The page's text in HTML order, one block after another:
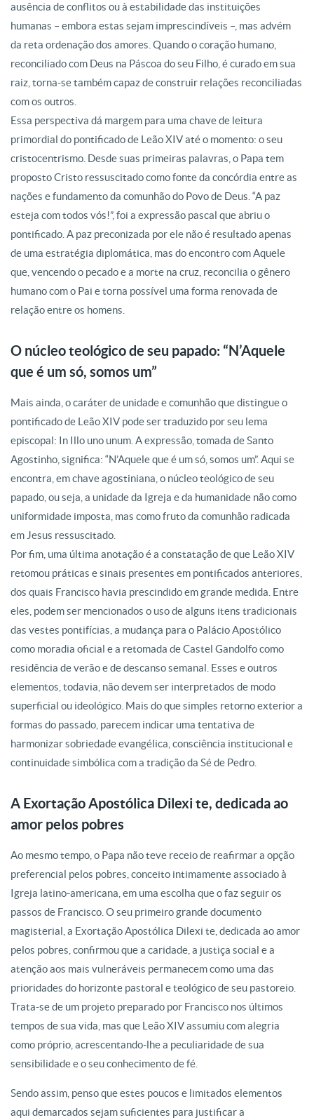
ausência de conflitos ou à estabilidade das instituições
humanas – embora estas sejam imprescindíveis –, mas advém
da reta ordenação dos amores. Quando o coração humano,
reconciliado com Deus na Páscoa do seu Filho, é curado em sua
raiz, torna-se também capaz de construir relações reconciliadas
com os outros.
Essa perspectiva dá margem para uma chave de leitura
primordial do pontificado de Leão XIV até o momento: o seu
cristocentrismo. Desde suas primeiras palavras, o Papa tem
proposto Cristo ressuscitado como fonte da concórdia entre as
nações e fundamento da comunhão do Povo de Deus. “A paz
esteja com todos vós!”, foi a expressão pascal que abriu o
pontificado. A paz preconizada por ele não é resultado apenas
de uma estratégia diplomática, mas do encontro com Aquele
que, vencendo o pecado e a morte na cruz, reconcilia o gênero
humano com o Pai e torna possível uma forma renovada de
relação entre os homens.
O núcleo teológico de seu papado: “N’Aquele
que é um só, somos um”
Mais ainda, o caráter de unidade e comunhão que distingue o
pontificado de Leão XIV pode ser traduzido por seu lema
episcopal: In Illo uno unum. A expressão, tomada de Santo
Agostinho, significa: “N’Aquele que é um só, somos um”. Aqui se
encontra, em chave agostiniana, o núcleo teológico de seu
papado, ou seja, a unidade da Igreja e da humanidade não como
uniformidade imposta, mas como fruto da comunhão radicada
em Jesus ressuscitado.
Por fim, uma última anotação é a constatação de que Leão XIV
retomou práticas e sinais presentes em pontificados anteriores,
dos quais Francisco havia prescindido em grande medida. Entre
eles, podem ser mencionados o uso de alguns itens tradicionais
das vestes pontifícias, a mudança para o Palácio Apostólico
como moradia oficial e a retomada de Castel Gandolfo como
residência de verão e de descanso semanal. Esses e outros
elementos, todavia, não devem ser interpretados de modo
superficial ou ideológico. Mais do que simples retorno exterior a
formas do passado, parecem indicar uma tentativa de
harmonizar sobriedade evangélica, consciência institucional e
continuidade simbólica com a tradição da Sé de Pedro.
A Exortação Apostólica Dilexi te, dedicada ao
amor pelos pobres
Ao mesmo tempo, o Papa não teve receio de reafirmar a opção
preferencial pelos pobres, conceito intimamente associado à
Igreja latino-americana, em uma escolha que o faz seguir os
passos de Francisco. O seu primeiro grande documento
magisterial, a Exortação Apostólica Dilexi te, dedicada ao amor
pelos pobres, confirmou que a caridade, a justiça social e a
atenção aos mais vulneráveis permanecem como uma das
prioridades do horizonte pastoral e teológico de seu pastoreio.
Trata-se de um projeto preparado por Francisco nos últimos
tempos de sua vida, mas que Leão XIV assumiu com alegria
como próprio, acrescentando-lhe a peculiaridade de sua
sensibilidade e o seu conhecimento de fé.
Sendo assim, penso que estes poucos e limitados elementos
aqui demarcados sejam suficientes para justificar a